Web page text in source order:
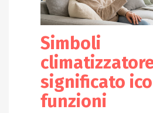
Simboli
significato
funzioni